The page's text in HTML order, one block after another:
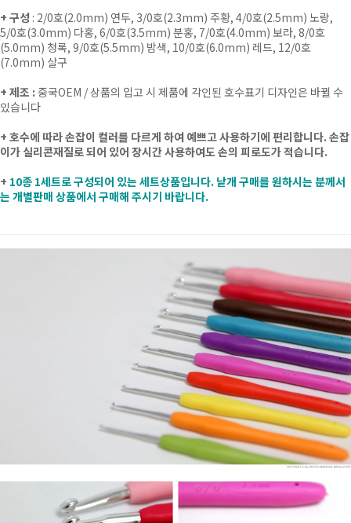
+ 구성 : 2/0호(2.0mm) 연두, 3/0호(2.3mm) 주황, 4/0호(2.5mm) 노랑,
5/0호(3.0mm) 다홍, 6/0호(3.5mm) 분홍, 7/0호(4.0mm) 보라, 8/0호
(5.0mm) 청록, 9/0호(5.5mm) 밤색, 10/0호(6.0mm) 레드, 12/0호
(7.0mm) 살구
+ 제조 : 중국OEM / 상품의 입고 시 제품에 각인된 호수표기 디자인은 바뀔 수
있습니다
+ 호수에 따라 손잡이 컬러를 다르게 하여 예쁘고 사용하기에 편리합니다. 손잡
이가 실리콘재질로 되어 있어 장시간 사용하여도 손의 피로도가 적습니다.
+ 10종 1세트로 구성되어 있는 세트상품입니다. 낱개 구매를 원하시는 분께서
는 개별판매 상품에서 구매해 주시기 바랍니다.